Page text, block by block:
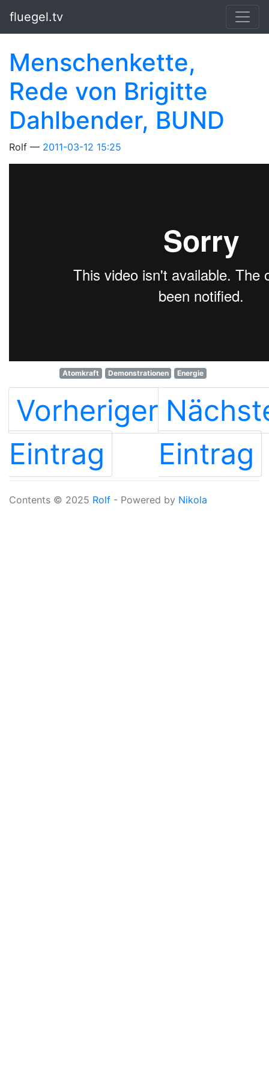
fluegel.tv
Menschenkette,
Rede von Brigitte
Dahlbender, BUND
Rolf 2011-03-12 15:25
Atomkraft Demonstrationen Energie
Vorheriger
Eintrag
Eintrag
Contents © 2025 Rolf - Powered by Nikola